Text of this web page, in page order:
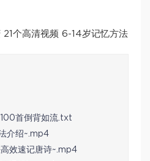
个高清视频 6-14岁记忆方法
首倒背如流.txt
介绍~.mp4
效速记唐诗~.mp4